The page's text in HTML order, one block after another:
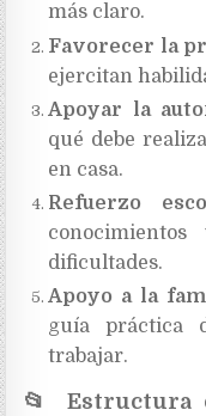
más claro.
Favorecer la
ejercitan
Apoyar la
qué debe
en casa.
Refuerzo
dificultades.
Apoyo a la
guía práctica
trabajar.
📂
Estructura